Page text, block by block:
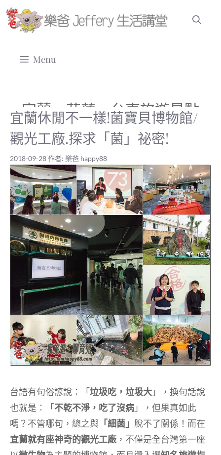
跳
至
Menu
宜蘭、花蓮、台東旅遊景點
宜蘭休閒不一樣!菌寶貝博物館/
觀光工廠.探求「菌」祕密!
2018-09-28作者: 樂爸 happy88
台語有句俗諺說：「垃圾吃，垃圾大 」，換句話說
也就是：「不乾不淨，吃了沒病 」，但果真如此
嗎？不管哪句，總之與 「細菌」 脫不了關係！而在
宜蘭就有座神奇的觀光工廠 ，不僅是全台灣第一座